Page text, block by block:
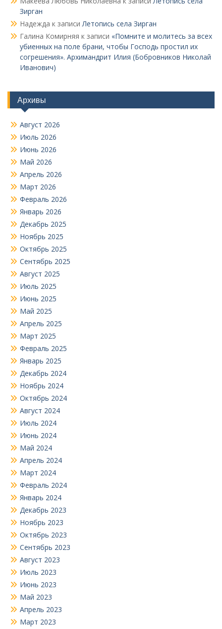
Зирган
Надежда к записиЛетопись села Зирган
Галина Комирняя к записи «Помните и молитесь за всех
убиенных на поле брани, чтобы Господь простил их
согрешения». Архимандрит Илия (Бобровников Николай
Иванович)
Архивы
Август 2026
Июль 2026
Июнь 2026
Май 2026
Апрель 2026
Март 2026
Февраль 2026
Январь 2026
Декабрь 2025
Ноябрь 2025
Октябрь 2025
Сентябрь 2025
Август 2025
Июль 2025
Июнь 2025
Май 2025
Апрель 2025
Март 2025
Февраль 2025
Январь 2025
Декабрь 2024
Ноябрь 2024
Октябрь 2024
Август 2024
Июль 2024
Июнь 2024
Май 2024
Апрель 2024
Март 2024
Февраль 2024
Январь 2024
Декабрь 2023
Ноябрь 2023
Октябрь 2023
Сентябрь 2023
Август 2023
Июль 2023
Июнь 2023
Май 2023
Апрель 2023
Март 2023